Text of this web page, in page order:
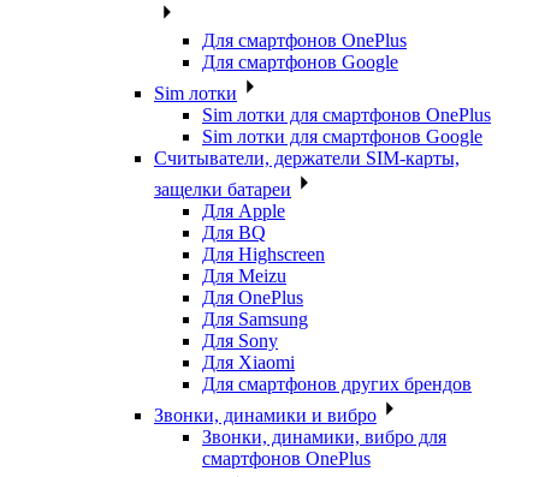
Для смартфонов OnePlus
Для смартфонов Google
Sim лотки
Sim лотки для смартфонов OnePlus
Sim лотки для смартфонов Google
Считыватели, держатели SIM-карты,
защелки батареи
Для Apple
Для BQ
Для Highscreen
Для Meizu
Для OnePlus
Для Samsung
Для Sony
Для Xiaomi
Для смартфонов других брендов
Звонки, динамики и вибро
Звонки, динамики, вибро для
смартфонов OnePlus